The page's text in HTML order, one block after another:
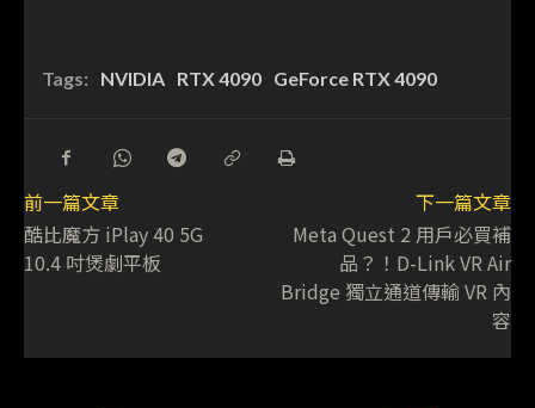
Tags: NVIDIA RTX 4090 GeForce RTX 4090
前一篇文章
酷比魔方 iPlay 40 5G
10.4 吋煲劇平板
下一篇文章
Meta Quest 2 用戶必買補
品？！D-Link VR Air
Bridge 獨立通道傳輸 VR 內
容